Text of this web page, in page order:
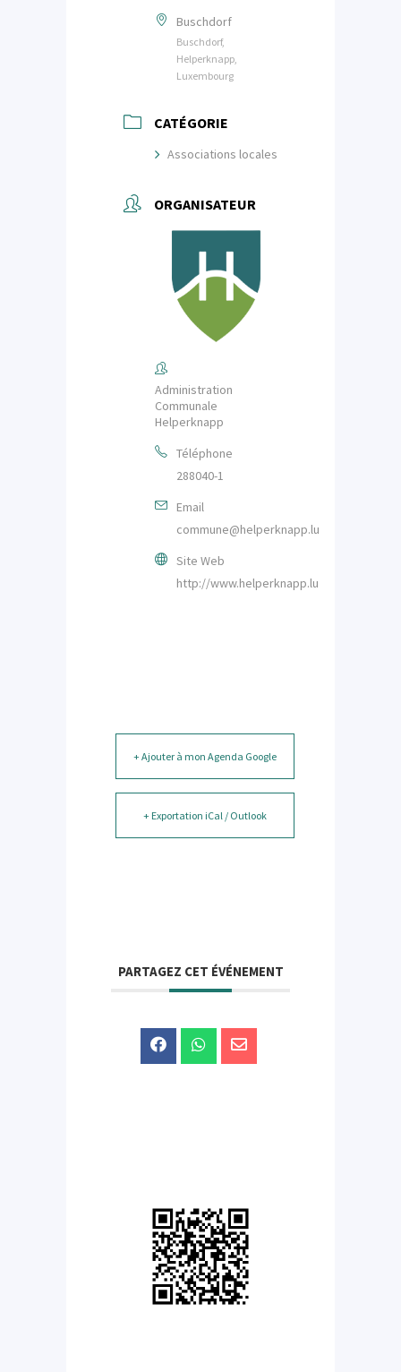
Buschdorf
Buschdorf,
Helperknapp,
Luxembourg
CATÉGORIE
Associations locales
ORGANISATEUR
Administration
Communale
Helperknapp
Téléphone
288040-1
Email
commune@helperknapp.lu
Site Web
http://www.helperknapp.lu
+ Ajouter à mon Agenda Google
+ Exportation iCal / Outlook
PARTAGEZ CET ÉVÉNEMENT